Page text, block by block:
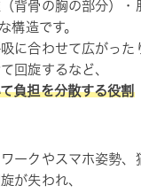
背骨の胸の部分）・
構造です。
に合わせて広がった
回旋するなど、
負担を分散する役割
ークやスマホ姿勢、
が失われ、